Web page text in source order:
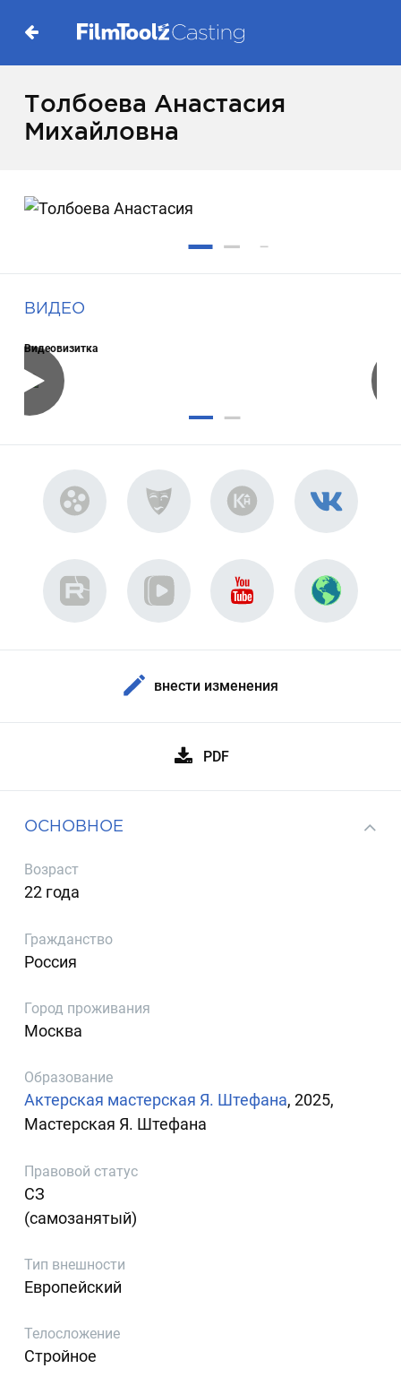
Толбоева Анастасия
Михайловна
ВИДЕО
Видеовизитка
внести изменения
PDF
ОСНОВНОЕ
Возраст
22 года
Гражданство
Россия
Город проживания
Москва
Образование
Актерская мастерская Я. Штефана, 2025,
Мастерская Я. Штефана
Правовой статус
СЗ
(самозанятый)
Тип внешности
Европейский
Телосложение
Стройное